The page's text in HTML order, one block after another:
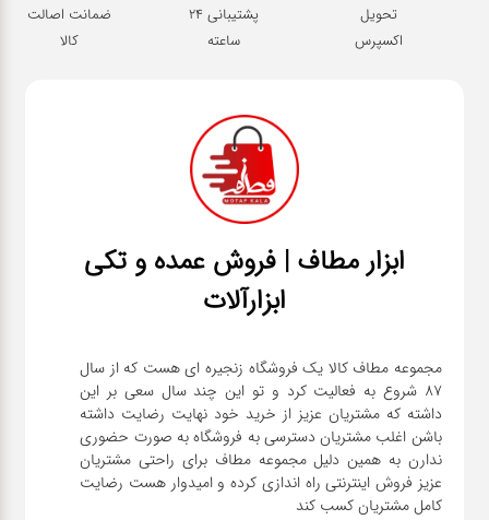
تحویل
اکسپرس
پشتیبانی 24
ساعته
ضمانت اصالت
کالا
ابزار مطاف | فروش عمده و تکی
ابزارآلات
مجموعه مطاف کالا یک فروشگاه زنجیره ای هست که از سال
۸۷ شروع به فعالیت کرد و تو این چند سال سعی بر این
داشته که مشتریان عزیز از خرید خود نهایت رضایت داشته
باشن اغلب مشتریان دسترسی به فروشگاه به صورت حضوری
ندارن به همین دلیل مجموعه مطاف برای راحتی مشتریان
عزیز فروش اینترنتی راه اندازی کرده و امیدوار هست رضایت
کامل مشتریان کسب کند